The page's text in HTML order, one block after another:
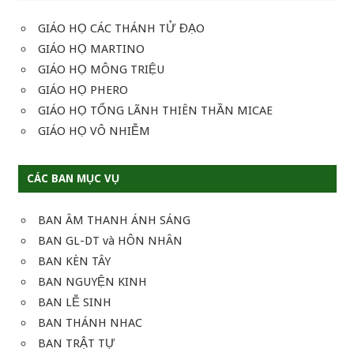
GIÁO HỌ CÁC THÁNH TỬ ĐẠO
GIÁO HỌ MARTINO
GIÁO HỌ MÔNG TRIỆU
GIÁO HỌ PHERO
GIÁO HỌ TỔNG LÃNH THIÊN THẦN MICAE
GIÁO HỌ VÔ NHIỄM
CÁC BAN MỤC VỤ
BAN ÂM THANH ÁNH SÁNG
BAN GL-DT và HÔN NHÂN
BAN KÈN TÂY
BAN NGUYỆN KINH
BAN LỄ SINH
BAN THÁNH NHAC
BAN TRẬT TỰ